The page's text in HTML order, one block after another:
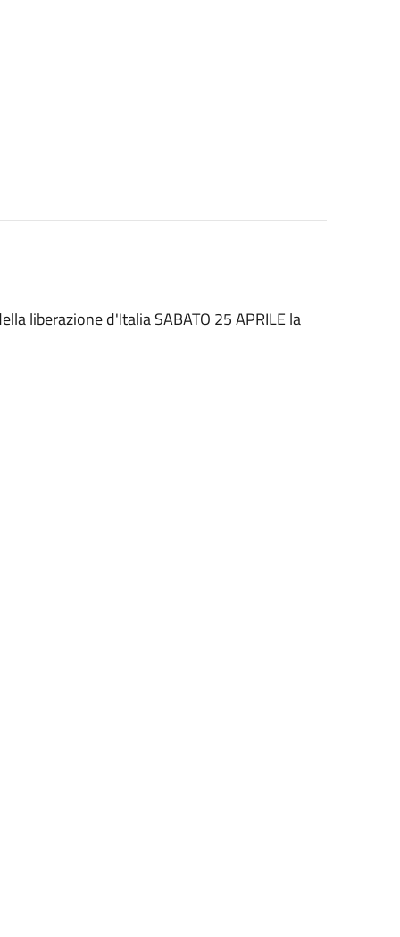
liberazione d'Italia SABATO 25 APRILE la